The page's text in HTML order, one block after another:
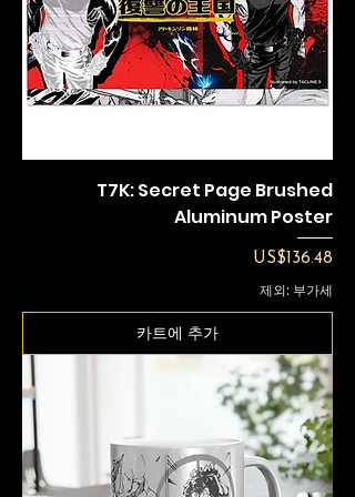
T7K: Secret Page Brushed
Aluminum Poster
가격
US$136.48
제외: 부가세
카트에 추가